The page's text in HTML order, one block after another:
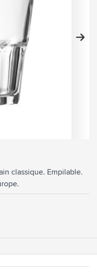
classique. Empilable.